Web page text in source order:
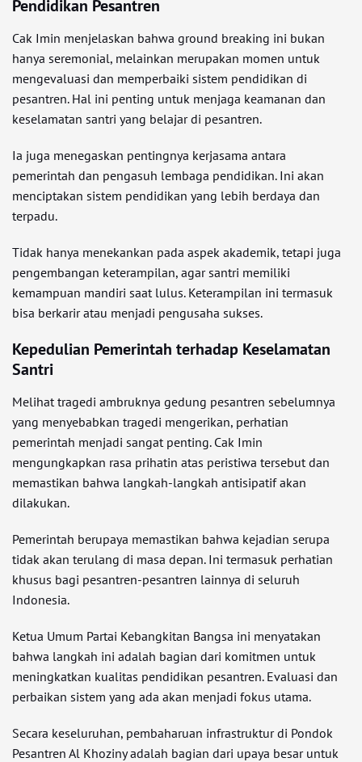
Pendidikan Pesantren
Cak Imin menjelaskan bahwa ground breaking ini bukan
hanya seremonial, melainkan merupakan momen untuk
mengevaluasi dan memperbaiki sistem pendidikan di
pesantren. Hal ini penting untuk menjaga keamanan dan
keselamatan santri yang belajar di pesantren.
Ia juga menegaskan pentingnya kerjasama antara
pemerintah dan pengasuh lembaga pendidikan. Ini akan
menciptakan sistem pendidikan yang lebih berdaya dan
terpadu.
Tidak hanya menekankan pada aspek akademik, tetapi juga
pengembangan keterampilan, agar santri memiliki
kemampuan mandiri saat lulus. Keterampilan ini termasuk
bisa berkarir atau menjadi pengusaha sukses.
Kepedulian Pemerintah terhadap Keselamatan
Santri
Melihat tragedi ambruknya gedung pesantren sebelumnya
yang menyebabkan tragedi mengerikan, perhatian
pemerintah menjadi sangat penting. Cak Imin
mengungkapkan rasa prihatin atas peristiwa tersebut dan
memastikan bahwa langkah-langkah antisipatif akan
dilakukan.
Pemerintah berupaya memastikan bahwa kejadian serupa
tidak akan terulang di masa depan. Ini termasuk perhatian
khusus bagi pesantren-pesantren lainnya di seluruh
Indonesia.
Ketua Umum Partai Kebangkitan Bangsa ini menyatakan
bahwa langkah ini adalah bagian dari komitmen untuk
meningkatkan kualitas pendidikan pesantren. Evaluasi dan
perbaikan sistem yang ada akan menjadi fokus utama.
Secara keseluruhan, pembaharuan infrastruktur di Pondok
Pesantren Al Khoziny adalah bagian dari upaya besar untuk